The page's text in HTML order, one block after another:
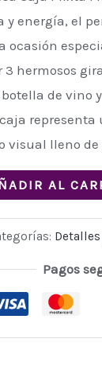
y energía, el
ocasión
3 hermosos
de vino
visual lleno
AL
Pagos